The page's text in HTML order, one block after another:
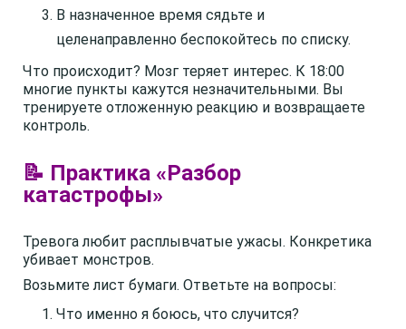
В назначенное время сядьте и
целенаправленно беспокойтесь по списку.
Что происходит? Мозг теряет интерес. К 18:00
многие пункты кажутся незначительными. Вы
тренируете отложенную реакцию и возвращаете
контроль.
📝 Практика «Разбор
катастрофы»
Тревога любит расплывчатые ужасы. Конкретика
убивает монстров.
Возьмите лист бумаги. Ответьте на вопросы:
Что именно я боюсь, что случится?